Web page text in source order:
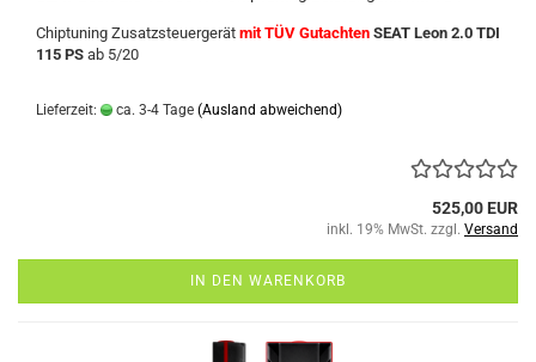
Chiptuning Zusatzsteuergerät mit TÜV Gutachten SEAT Leon 2.0 TDI
115 PS ab 5/20
Lieferzeit: ca. 3-4 Tage (Ausland abweichend)
525,00 EUR
inkl. 19% MwSt. zzgl. Versand
IN DEN WARENKORB